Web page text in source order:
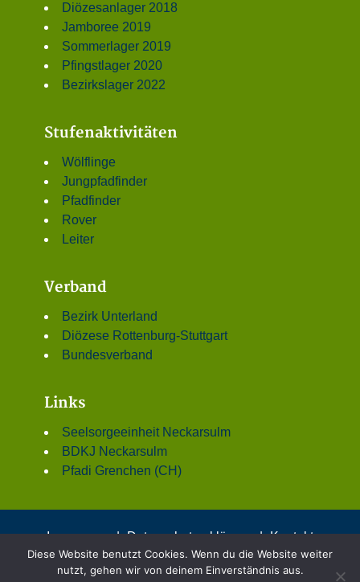
Diözesanlager 2018
Jamboree 2019
Sommerlager 2019
Pfingstlager 2020
Bezirkslager 2022
Stufenaktivitäten
Wölflinge
Jungpfadfinder
Pfadfinder
Rover
Leiter
Verband
Bezirk Unterland
Diözese Rottenburg-Stuttgart
Bundesverband
Links
Seelsorgeeinheit Neckarsulm
BDKJ Neckarsulm
Pfadi Grenchen (CH)
Impressum | Datenschutzerklärung | Kontakt
© 2001 - 2026 DPSG Stamm St. Dionys, Neckarsulm
Theme mit freundlicher Unterstützung von:DPSG –
Diese Website benutzt Cookies. Wenn du die Website weiter
nutzt, gehen wir von deinem Einverständnis aus.